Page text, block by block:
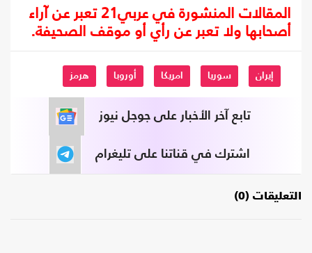
المقالات المنشورة في عربي21 تعبر عن آراء
أصحابها ولا تعبر عن رأي أو موقف الصحيفة.
إيران سوريا امريكا أوروبا هرمز
تابع آخر الأخبار على جوجل نيوز
اشترك في قناتنا على تليغرام
التعليقات (0)